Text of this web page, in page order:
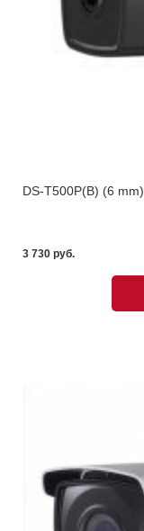
DS-T500P(B) (6 mm)
3 730 pуб.